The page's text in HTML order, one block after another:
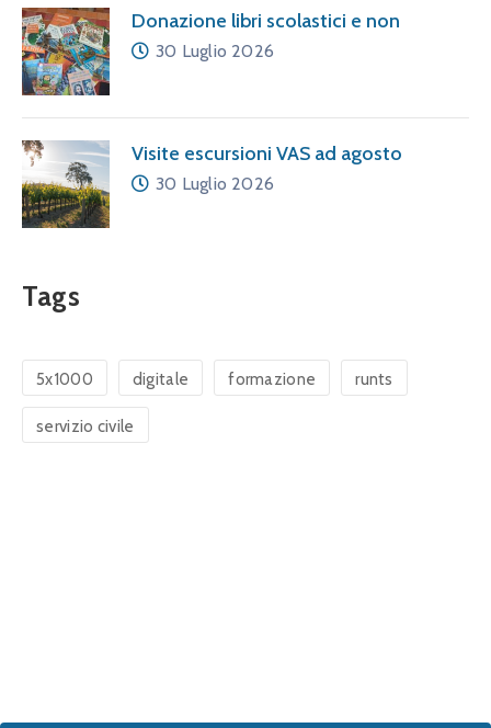
Donazione libri scolastici e non
30 Luglio 2026
Visite escursioni VAS ad agosto
30 Luglio 2026
Tags
5x1000 digitale formazione runts
servizio civile